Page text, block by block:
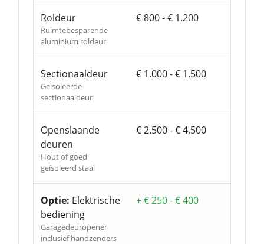
Roldeur
Ruimtebesparende
aluminium roldeur
€ 800 - € 1.200
Sectionaaldeur
Geïsoleerde
sectionaaldeur
€ 1.000 - € 1.500
Openslaande
deuren
Hout of goed
geïsoleerd staal
€ 2.500 - € 4.500
Optie: Elektrische
bediening
Garagedeuropener
inclusief handzenders
+ € 250 - € 400